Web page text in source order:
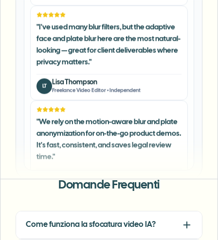
"I've used many blur filters, but the adaptive
face and plate blur here are the most natural-
looking — great for client deliverables where
privacy matters. "
LT
Lisa Thompson
Freelance Video Editor
"We rely on the motion-aware blur and plate
anonymization for on-the-go product demos.
It's fast, consistent, and saves legal review
time."
MC
Michael Chen
my vlogs."
Domande Frequenti
Come funziona la sfocatura video IA?